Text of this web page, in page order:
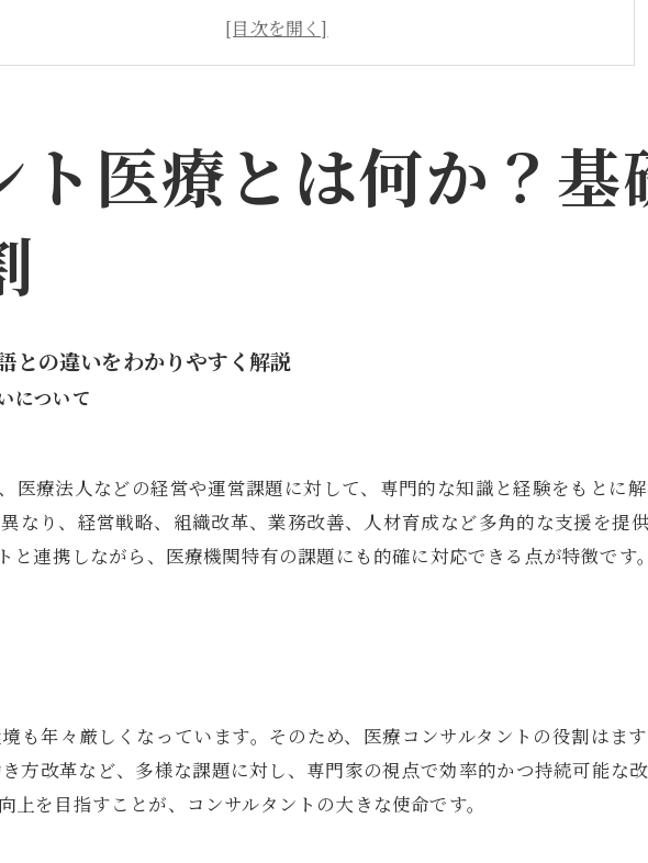
療コンサルティング会社の選び方と比較ポイント
概要
ト医療とは何か？基
との違いをわかりやすく解説
について
医療法人などの経営や運営課題に対して、専門的な知識と経験をもとに
なり、経営戦略、組織改革、業務改善、人材育成など多角的な支援を提
連携しながら、医療機関特有の課題にも的確に対応できる点が特徴です。
も年々厳しくなっています。そのため、医療コンサルタントの役割はま
方改革など、多様な課題に対し、専門家の視点で効率的かつ持続可能な
を目指すことが、コンサルタントの大きな使命です。